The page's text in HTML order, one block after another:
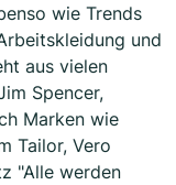
wie Trends
und
aus vielen
Spencer,
Marken wie
Tailor, Vero
"Alle werden